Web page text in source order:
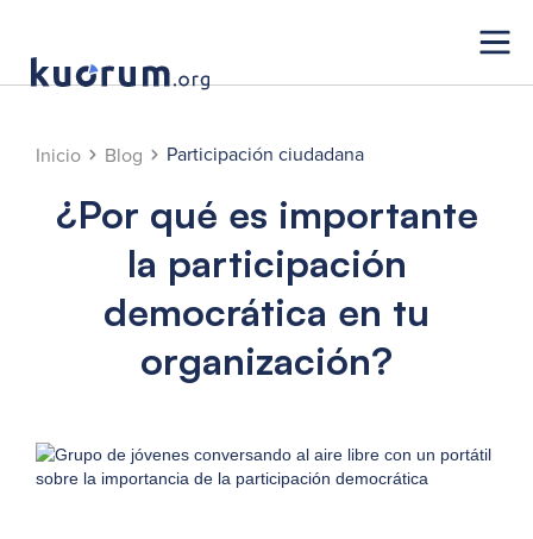
Inicio Blog Participación ciudadana
¿Por qué es importante
la participación
democrática en tu
organización?